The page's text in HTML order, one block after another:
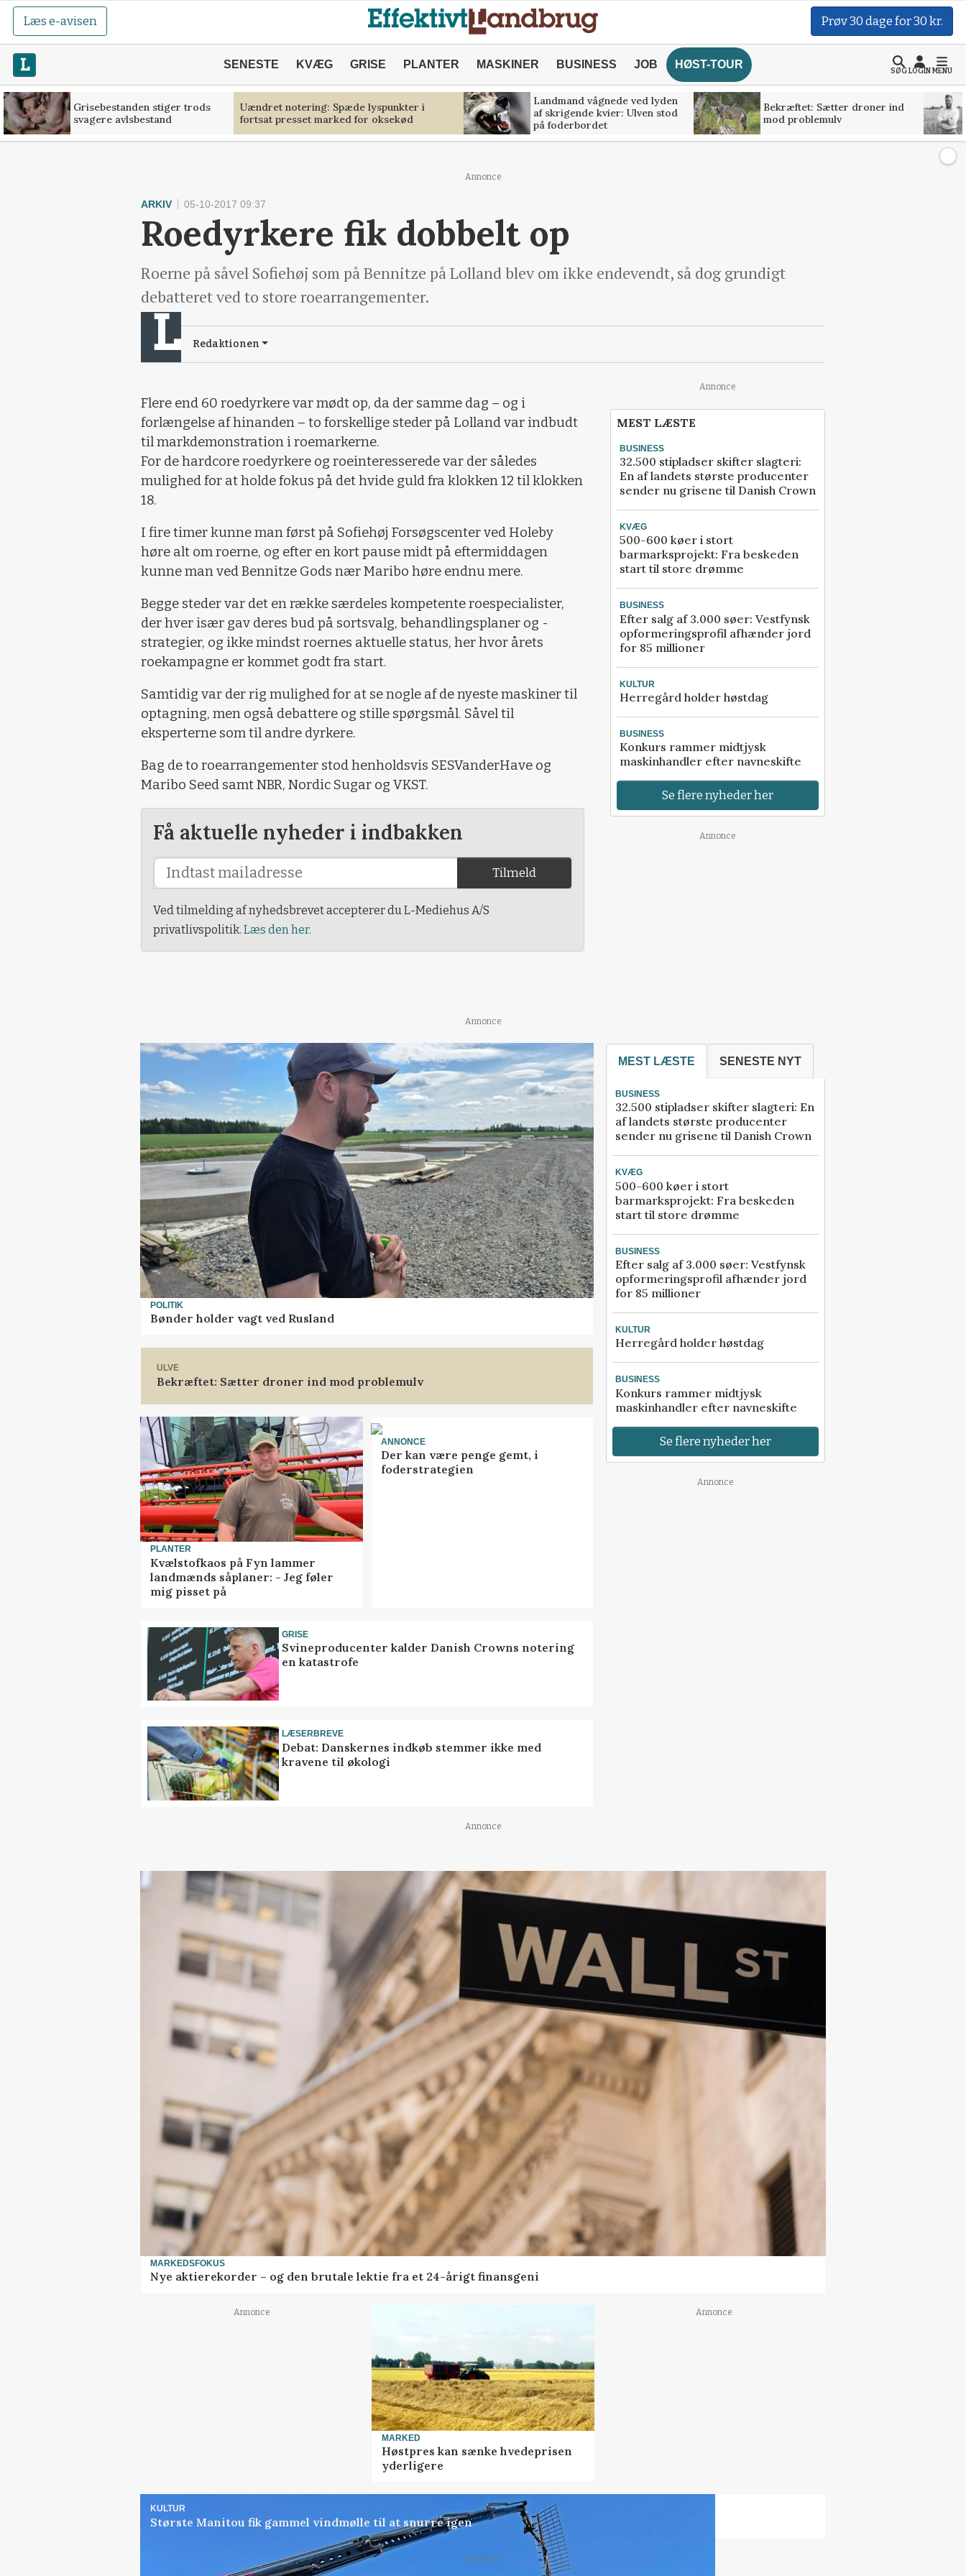
Læs e-avisen Prøv 30 dage for 30 kr.
SENESTE KVÆG GRISE PLANTER MASKINER BUSINESS JOB HØST-TOUR
SØGLOGINMENU
Grisebestanden stiger trods
svagere avlsbestand
Uændret notering: Spæde lyspunkter i
fortsat presset marked for oksekød
Landmand vågnede ved lyden
af skrigende kvier: Ulven stod
på foderbordet
Bekræftet: Sætter droner ind
mod problemulv
Annonce
ARKIV 05-10-2017 09:37
Roedyrkere fik dobbelt op
Roerne på såvel Sofiehøj som på Bennitze på Lolland blev om ikke endevendt, så dog grundigt
debatteret ved to store roearrangementer.
Redaktionen
Flere end 60 roedyrkere var mødt op, da der samme dag – og i
forlængelse af hinanden – to forskellige steder på Lolland var indbudt
til markdemonstration i roemarkerne.
For de hardcore roedyrkere og roeinteresserede var der således
mulighed for at holde fokus på det hvide guld fra klokken 12 til klokken
18.
I fire timer kunne man først på Sofiehøj Forsøgscenter ved Holeby
høre alt om roerne, og efter en kort pause midt på eftermiddagen
kunne man ved Bennitze Gods nær Maribo høre endnu mere.
Begge steder var det en række særdeles kompetente roespecialister,
der hver især gav deres bud på sortsvalg, behandlingsplaner og -
strategier, og ikke mindst roernes aktuelle status, her hvor årets
roekampagne er kommet godt fra start.
Samtidig var der rig mulighed for at se nogle af de nyeste maskiner til
optagning, men også debattere og stille spørgsmål. Såvel til
eksperterne som til andre dyrkere.
Bag de to roearrangementer stod henholdsvis SESVanderHave og
Maribo Seed samt NBR, Nordic Sugar og VKST.
Få aktuelle nyheder i indbakken
Tilmeld
Ved tilmelding af nyhedsbrevet accepterer du L-Mediehus A/S
privatlivspolitik. Læs den her.
Annonce
MEST LÆSTE
BUSINESS
32.500 stipladser skifter slagteri:
En af landets største producenter
sender nu grisene til Danish Crown
KVÆG
500-600 køer i stort
barmarksprojekt: Fra beskeden
start til store drømme
BUSINESS
Efter salg af 3.000 søer: Vestfynsk
opformeringsprofil afhænder jord
for 85 millioner
KULTUR
Herregård holder høstdag
BUSINESS
Konkurs rammer midtjysk
maskinhandler efter navneskifte
Se flere nyheder her
Annonce
Annonce
POLITIK
Bønder holder vagt ved Rusland
ULVE
Bekræftet: Sætter droner ind mod problemulv
PLANTER
Kvælstofkaos på Fyn lammer
landmænds såplaner: - Jeg føler
mig pisset på
ANNONCE
Der kan være penge gemt, i
foderstrategien
GRISE
Svineproducenter kalder Danish Crowns notering
en katastrofe
LÆSERBREVE
Debat: Danskernes indkøb stemmer ikke med
kravene til økologi
MEST LÆSTE SENESTE NYT
BUSINESS
32.500 stipladser skifter slagteri: En
af landets største producenter
sender nu grisene til Danish Crown
KVÆG
500-600 køer i stort
barmarksprojekt: Fra beskeden
start til store drømme
BUSINESS
Efter salg af 3.000 søer: Vestfynsk
opformeringsprofil afhænder jord
for 85 millioner
KULTUR
Herregård holder høstdag
BUSINESS
Konkurs rammer midtjysk
maskinhandler efter navneskifte
Se flere nyheder her
Annonce
Annonce
MARKEDSFOKUS
Nye aktierekorder – og den brutale lektie fra et 24-årigt finansgeni
Annonce
MARKED
Høstpres kan sænke hvedeprisen
yderligere
Annonce
KULTUR
Største Manitou fik gammel vindmølle til at snurre igen
Annonce